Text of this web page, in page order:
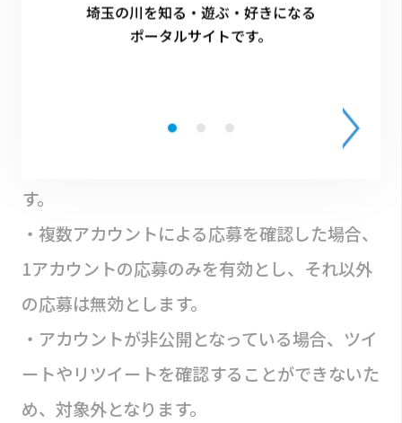
・応募にはXアカウント登録が必要です。
す。
・複数アカウントによる応募を確認した場合、
1アカウントの応募のみを有効とし、それ以外
の応募は無効とします。
・アカウントが非公開となっている場合、ツイ
ートやリツイートを確認することができないた
め、対象外となります。
埼玉の川を知る・遊ぶ・好きになる
ポータルサイトです。